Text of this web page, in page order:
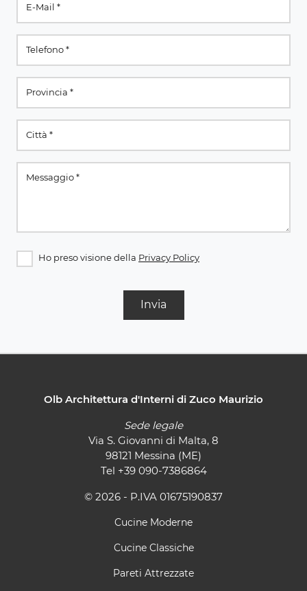
Ho preso visione della Privacy Policy
Invia
Olb Architettura d'Interni di Zuco Maurizio
Sede legale
Via S. Giovanni di Malta, 8
98121 Messina (ME)
Tel +39 090-7386864
© 2026 - P.IVA 01675190837
Cucine Moderne
Cucine Classiche
Pareti Attrezzate